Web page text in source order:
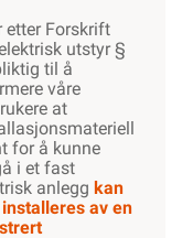
etter Forskrift
utstyr §
til å
våre
at
for å kunne
i et fast
anlegg kan
av en